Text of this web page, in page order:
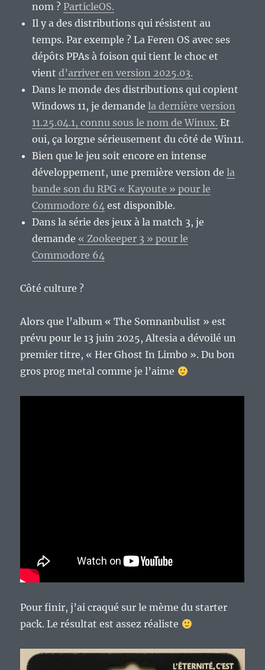
nom ? ParticleOS.
Il y a des distributions qui résistent au
temps. Par exemple ? La Feren OS avec ses
dépôts PPAs à foison qui tient le choc et
vientd’arriver en version 2025.03.
Dans le monde des distributions qui copient
Windows 11, je demandela dernière version
11.25.04.1, connu sous le nom de Winux. Et
oui, ça lorgne sérieusement du côté de Win11.
Bien que le jeu soit encore en intense
développement, une première version dela
bande son du RPG « Kayoute » pour le
Commodore 64 est disponible.
Dans la série des jeux à la match 3, je
demande « Zookeeper 3 » pour le
Commodore 64
Côté culture ?
Alors que l’album « The Somnanbulist » est
prévu pour le 13 juin 2025, Altesia a dévoilé un
premier titre, « Her Ghost In Limbo ». Du bon
gros prog metal comme je l’aime
Pour finir, j’ai craqué sur le mème du starter
pack. Le résultat est assez réaliste